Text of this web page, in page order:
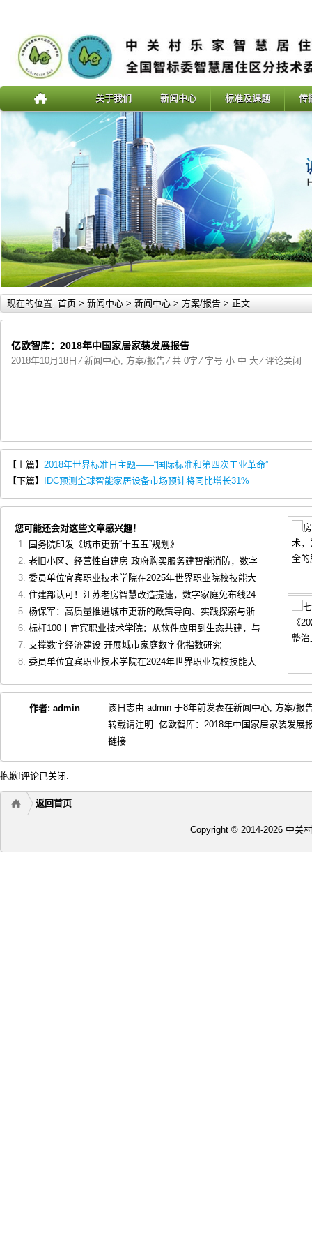
关于我们 新闻中心 标准及课题 传
现在的位置: 首页 > 新闻中心 > 新闻中心 > 方案/报告 > 正文
亿欧智库：2018年中国家居家装发展报告
2018年10月18日 ⁄新闻中心, 方案/报告⁄ 共 0字 ⁄ 字号 小 中 大 ⁄评论关闭
【上篇】 2018年世界标准日主题——“国际标准和第四次工业革命”
【下篇】
IDC预测全球智能家居设备市场预计将同比增长31%
您可能还会对这些文章感兴趣！
国务院印发《城市更新“十五五”规划》
老旧小区、经营性自建房 政府购买服务建智能消防，数字
委员单位宜宾职业技术学院在2025年世界职业院校技能大
住建部认可！江苏老房智慧改造提速，数字家庭免布线24
杨保军：高质量推进城市更新的政策导向、实践探索与浙
标杆100丨宜宾职业技术学院：从软件应用到生态共建，与
支撑数字经济建设 开展城市家庭数字化指数研究
委员单位宜宾职业技术学院在2024年世界职业院校技能大
作者: admin 该日志由 admin 于8年前发表在新闻中心, 方案/报
转载请注明: 亿欧智库：2018年中国家居家装发展
链接
抱歉!评论已关闭.
返回首页
Copyright © 2014-2026 中关